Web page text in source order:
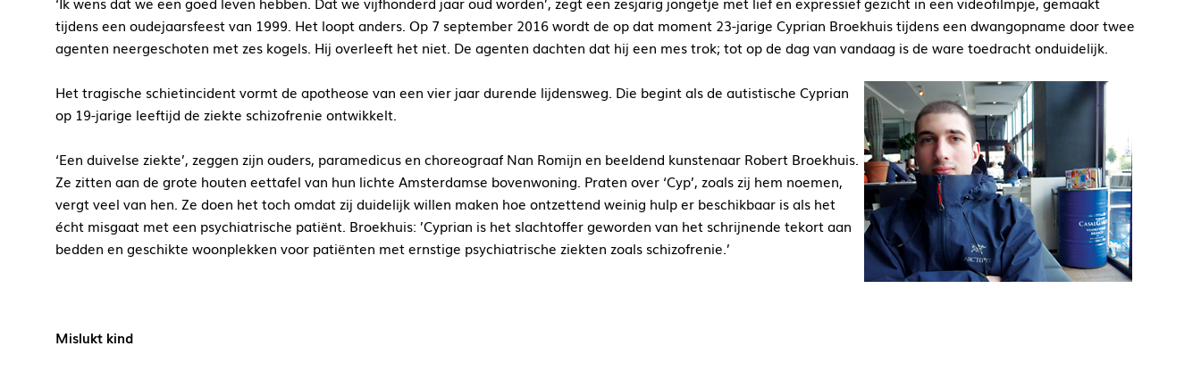
tijdens een oudejaarsfeest van 1999. Het loopt anders. Op 7 september 2016 wordt de op dat moment 23-jarige Cyprian Broekhuis tijdens een dwangopname door twee
agenten neergeschoten met zes kogels. Hij overleeft het niet. De agenten dachten dat hij een mes trok; tot op de dag van vandaag is de ware toedracht onduidelijk.
Het tragische schietincident vormt de apotheose van een vier jaar durende lijdensweg. Die begint als de autistische Cyprian
op 19-jarige leeftijd de ziekte schizofrenie ontwikkelt.
‘Een duivelse ziekte’, zeggen zijn ouders, paramedicus en choreograaf Nan Romijn en beeldend kunstenaar Robert Broekhuis.
Ze zitten aan de grote houten eettafel van hun lichte Amsterdamse bovenwoning. Praten over ‘Cyp’, zoals zij hem noemen,
vergt veel van hen. Ze doen het toch omdat zij duidelijk willen maken hoe ontzettend weinig hulp er beschikbaar is als het
écht misgaat met een psychiatrische patiënt. Broekhuis: ’Cyprian is het slachtoffer geworden van het schrijnende tekort aan
bedden en geschikte woonplekken voor patiënten met ernstige psychiatrische ziekten zoals schizofrenie.’
Mislukt kind